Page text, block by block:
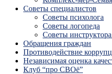
Советы специалистов
Советы психолога
Советы логопеда
Советы
Обращения граждан
Противодействие
Независимая оценка
Клуб “про СВОё”